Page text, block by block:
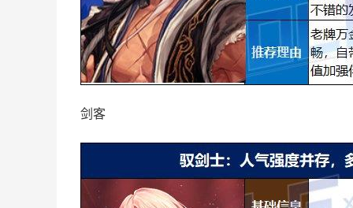
剑客